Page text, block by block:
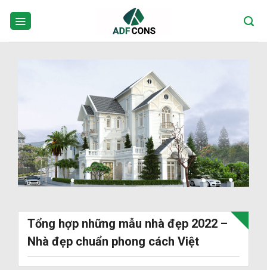
Tổng hợp những mẫu nhà đẹp 2022 –
Nhà đẹp chuẩn phong cách Việt